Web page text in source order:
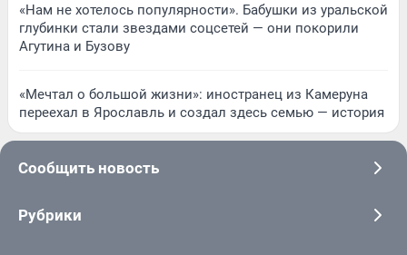
«Нам не хотелось популярности». Бабушки из уральской
глубинки стали звездами соцсетей — они покорили
Агутина и Бузову
«Мечтал о большой жизни»: иностранец из Камеруна
переехал в Ярославль и создал здесь семью — история
Сообщить новость
Рубрики